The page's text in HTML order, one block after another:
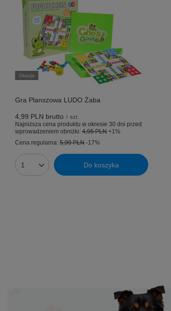
Okazja
Gra Planszowa LUDO Żaba
4,99 PLN brutto / szt.
Najniższa cena produktu w okresie 30 dni przed
wprowadzeniem obniżki: 4,95 PLN +1%
Cena regularna: 5,99 PLN -17%
Ilość produktów Do koszyka